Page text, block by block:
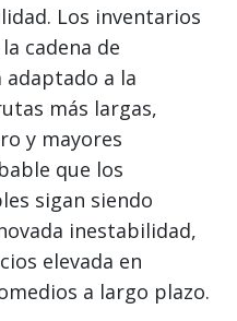
Los inventarios
cadena de
adaptado a la
más largas,
y mayores
que los
sigan siendo
inestabilidad,
elevada en
a largo plazo.